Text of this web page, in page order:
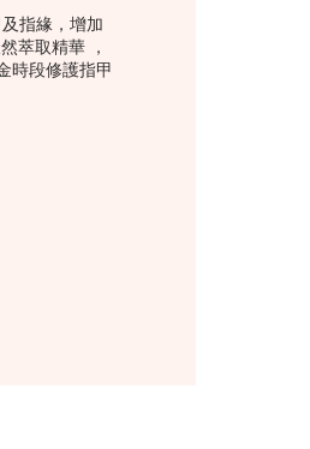
指緣，增加
萃取精華 ，
時段修護指甲